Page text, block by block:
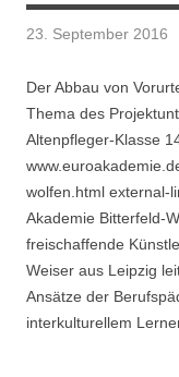
23. September 2016
Der Abbau von
Thema des
Altenpfleger-Klasse
wolfen.html external-
Akademie Bitterfeld-
freischaffende
Weiser aus Leipzig
Ansätze der
interkulturellem